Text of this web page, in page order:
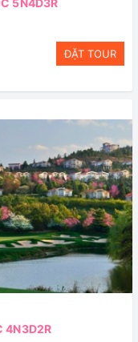
5N4D3R
ĐẶT TOUR
4N3D2R